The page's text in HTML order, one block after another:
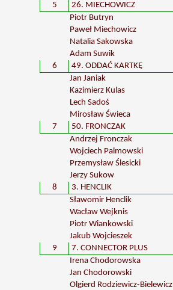
5
26. MIECHOWICZ
Piotr Butryn
Paweł Miechowicz
Natalia Sakowska
Adam Suwik
6
49. ODDAĆ KARTKĘ
Jan Janiak
Kazimierz Kulas
Lech Sadoś
Mirosław Świeca
7
50. FRONCZAK
Andrzej Fronczak
Wojciech Palmowski
Przemysław Ślesicki
Jerzy Sukow
8
3. HENCLIK
Sławomir Henclik
Wacław Wejknis
Piotr Wiankowski
Jakub Wojcieszek
9
7. CONNECTOR PLUS
Irena Chodorowska
Jan Chodorowski
Olgierd Rodziewicz-Bielewicz